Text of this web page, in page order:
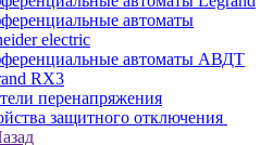
автоматы
electric
автоматы АВДТ
RX3
перенапряжения
защитного отключения